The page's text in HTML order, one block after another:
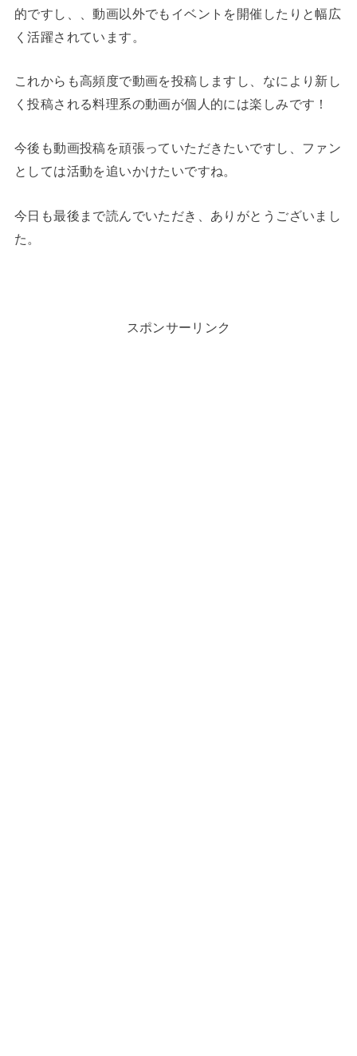
的ですし、、動画以外でもイベントを開催したりと幅広
く活躍されています。
これからも高頻度で動画を投稿しますし、なにより新し
く投稿される料理系の動画が個人的には楽しみです！
今後も動画投稿を頑張っていただきたいですし、ファン
としては活動を追いかけたいですね。
今日も最後まで読んでいただき、ありがとうございまし
た。
スポンサーリンク